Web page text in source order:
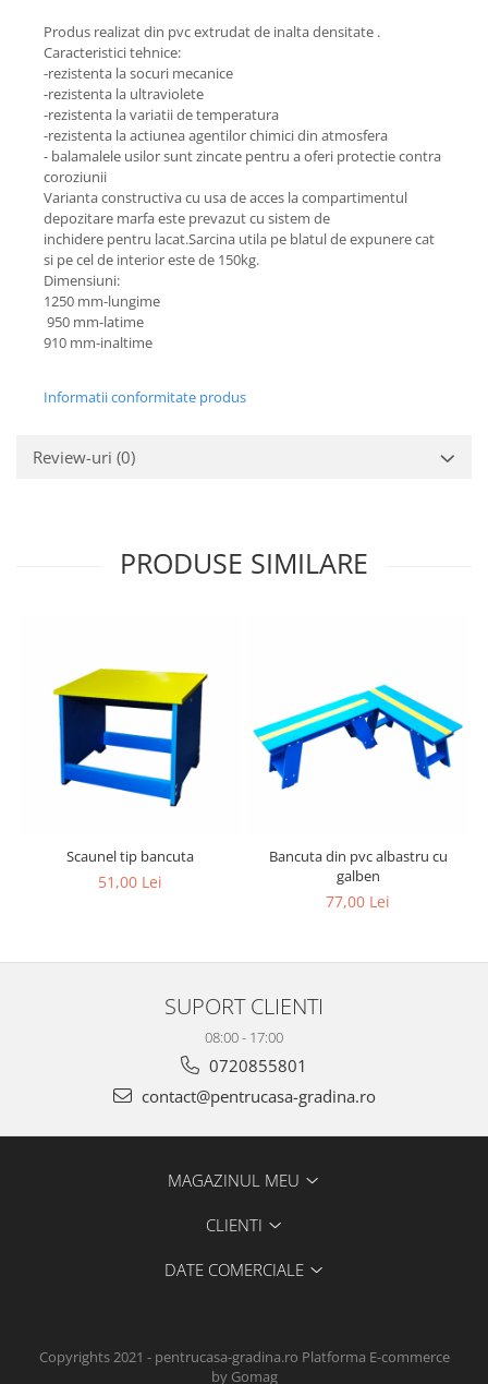
Produs realizat din pvc extrudat de inalta densitate .
Caracteristici tehnice:
-rezistenta la socuri mecanice
-rezistenta la ultraviolete
-rezistenta la variatii de temperatura
-rezistenta la actiunea agentilor chimici din atmosfera
- balamalele usilor sunt zincate pentru a oferi protectie contra
coroziunii
Varianta constructiva cu usa de acces la compartimentul
depozitare marfa este prevazut cu sistem de
inchidere pentru lacat.Sarcina utila pe blatul de expunere cat
si pe cel de interior este de 150kg.
Dimensiuni:
1250 mm-lungime
950 mm-latime
910 mm-inaltime
Informatii conformitate produs
Review-uri (0)
PRODUSE SIMILARE
Scaunel tip bancuta
51,00 Lei
Bancuta din pvc albastru cu
galben
77,00 Lei
SUPORT CLIENTI
08:00 - 17:00
0720855801
contact@pentrucasa-gradina.ro
MAGAZINUL MEU
CLIENTI
DATE COMERCIALE
Copyrights 2021 - pentrucasa-gradina.ro Platforma E-commerce
by Gomag